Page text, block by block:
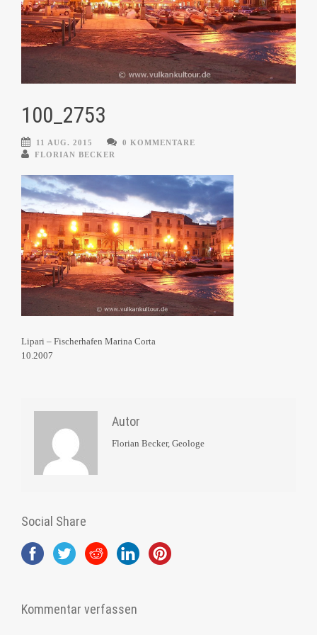
100_2753
11 AUG. 2015
0 KOMMENTARE
FLORIAN BECKER
Lipari – Fischerhafen Marina Corta
10.2007
Autor
Florian Becker, Geologe
Social Share
Kommentar verfassen